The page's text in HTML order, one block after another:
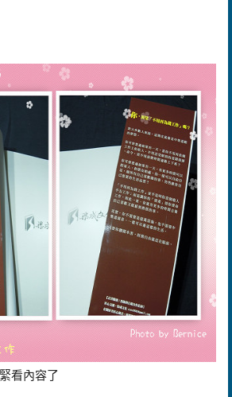
看內容了